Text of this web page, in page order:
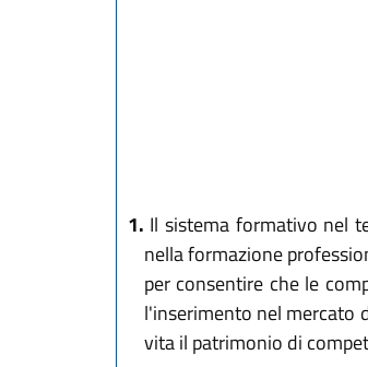
1. Il sistema formativo nel
nella formazione
per consentire che le
l'inserimento nel mercato
vita il patrimonio di